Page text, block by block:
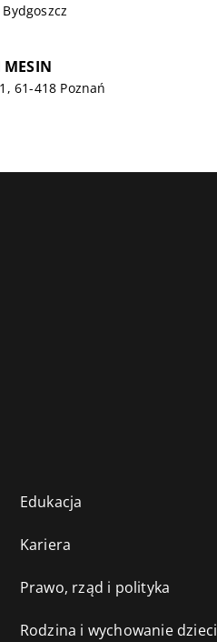
MESIN
61-418 Poznań
Edukacja
Kariera
Prawo, rząd i polityka
Rodzina i wychowanie dzieci